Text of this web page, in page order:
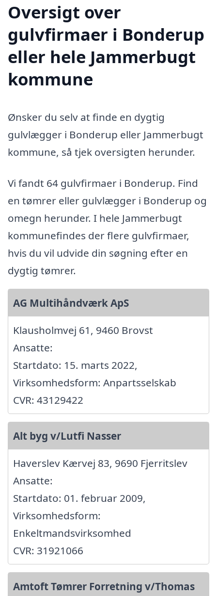
Oversigt over
gulvfirmaer i Bonderup
eller hele Jammerbugt
kommune
Ønsker du selv at finde en dygtig
gulvlægger i Bonderup eller Jammerbugt
kommune, så tjek oversigten herunder.
Vi fandt 64 gulvfirmaer i Bonderup. Find
en tømrer eller gulvlægger i Bonderup og
omegn herunder. I hele Jammerbugt
kommunefindes der flere gulvfirmaer,
hvis du vil udvide din søgning efter en
dygtig tømrer.
AG Multihåndværk ApS
Klausholmvej 61, 9460 Brovst
Ansatte:
Startdato: 15. marts 2022,
Virksomhedsform: Anpartsselskab
CVR: 43129422
Alt byg v/Lutfi Nasser
Haverslev Kærvej 83, 9690 Fjerritslev
Ansatte:
Startdato: 01. februar 2009,
Virksomhedsform:
Enkeltmandsvirksomhed
CVR: 31921066
Amtoft Tømrer Forretning v/Thomas